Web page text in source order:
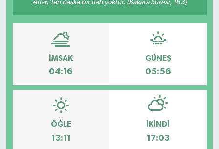
Allah'tan başka bir ilâh yoktur. (Bakara Sûresi, 163)
İMSAK
04:16
GÜNEŞ
05:56
ÖĞLE
13:11
İKINDI
17:03